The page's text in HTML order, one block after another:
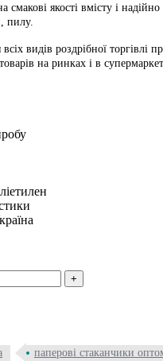
смакові якості вмісту і
пилу.
видів роздрібної торгівлі
на ринках і в
+
паперові стаканчики